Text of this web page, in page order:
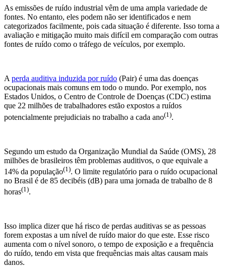
As emissões de ruído industrial vêm de uma ampla variedade de
fontes. No entanto, eles podem não ser identificados e nem
categorizados facilmente, pois cada situação é diferente. Isso torna a
avaliação e mitigação muito mais difícil em comparação com outras
fontes de ruído como o tráfego de veículos, por exemplo.
Aperda auditiva induzida por ruído (Pair) é uma das doenças
ocupacionais mais comuns em todo o mundo. Por exemplo, nos
Estados Unidos, o Centro de Controle de Doenças (CDC) estima
que 22 milhões de trabalhadores estão expostos a ruídos
potencialmente prejudiciais no trabalho a cada ano(1).
Segundo um estudo da Organização Mundial da Saúde (OMS), 28
milhões de brasileiros têm problemas auditivos, o que equivale a
14% da população(1). O limite regulatório para o ruído ocupacional
no Brasil é de 85 decibéis (dB) para uma jornada de trabalho de 8
horas(1).
Isso implica dizer que há risco de perdas auditivas se as pessoas
forem expostas a um nível de ruído maior do que este. Esse risco
aumenta com o nível sonoro, o tempo de exposição e a frequência
do ruído, tendo em vista que frequências mais altas causam mais
danos.